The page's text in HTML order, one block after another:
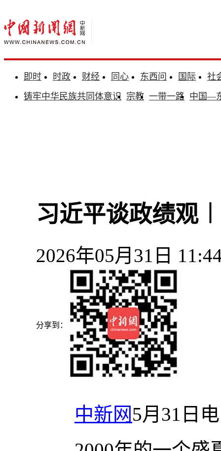
即时 时政 财经 同心 东西问 国际
社
铸牢中华民族共同体意识 宗教 一带一路 中国—
习近平谈政绩观
2026年05月31日
分享到：
中新网5月31日